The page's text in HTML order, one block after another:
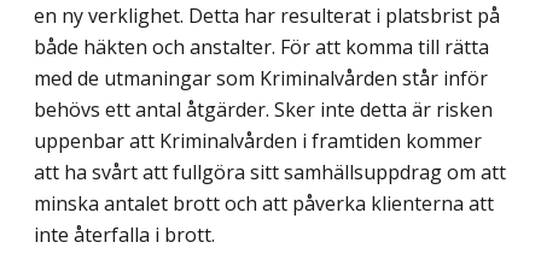
en ny verklighet. Detta har resulterat i platsbrist på
både häkten och anstalter. För att komma till rätta
med de utmaningar som Kriminalvården står inför
behövs ett antal åtgärder. Sker inte detta är risken
uppenbar att Kriminalvården i framtiden kommer
att ha svårt att fullgöra sitt samhällsuppdrag om att
minska antalet brott och att påverka klienterna att
inte återfalla i brott.